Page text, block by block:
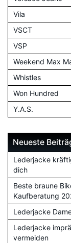
Vila
VSCT
VSP
Weekend Max
Whistles
Won Hundred
Y.A.S.
Neueste
Lederjacke
dich
Beste braune
Kaufberatung
Lederjacke
Lederjacke
vermeiden